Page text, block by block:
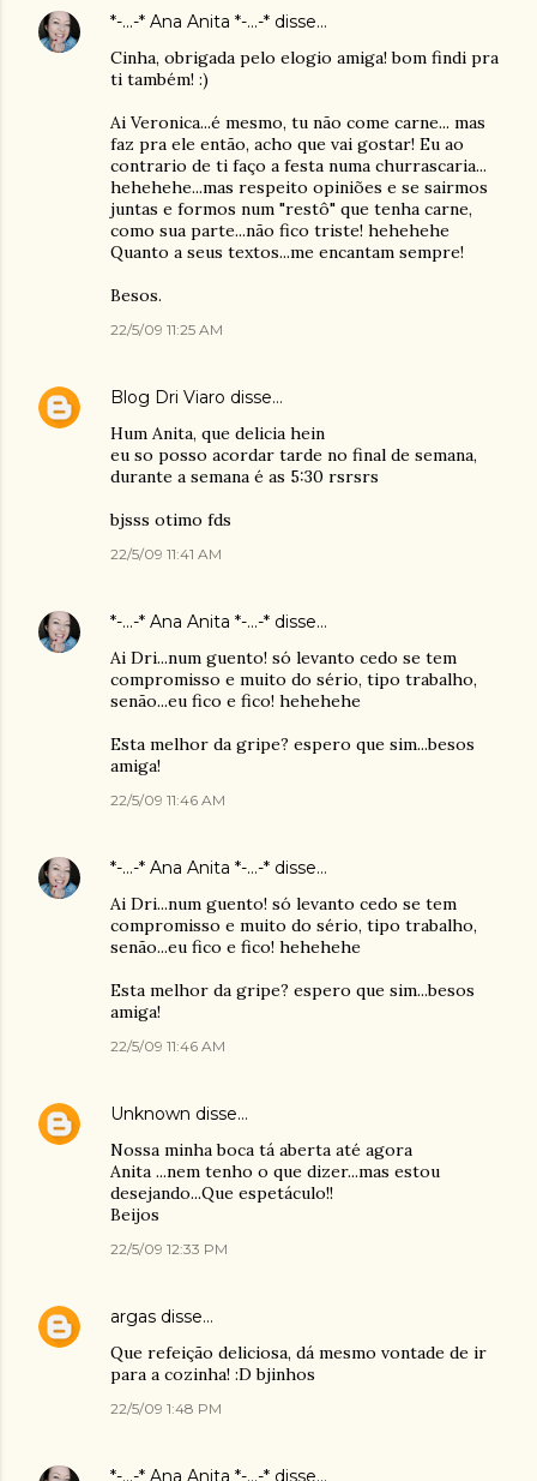
*-...-* Ana Anita *-...-* disse…
Cinha, obrigada pelo elogio amiga! bom findi pra
ti também! :)
Ai Veronica...é mesmo, tu não come carne... mas
faz pra ele então, acho que vai gostar! Eu ao
contrario de ti faço a festa numa churrascaria...
hehehehe...mas respeito opiniões e se sairmos
juntas e formos num "restô" que tenha carne,
como sua parte...não fico triste! hehehehe
Quanto a seus textos...me encantam sempre!
Besos.
22/5/09 11:25 AM
Blog Dri Viaro disse…
Hum Anita, que delicia hein
eu so posso acordar tarde no final de semana,
durante a semana é as 5:30 rsrsrs
bjsss otimo fds
22/5/09 11:41 AM
*-...-* Ana Anita *-...-* disse…
Ai Dri...num guento! só levanto cedo se tem
compromisso e muito do sério, tipo trabalho,
senão...eu fico e fico! hehehehe
Esta melhor da gripe? espero que sim...besos
amiga!
22/5/09 11:46 AM
*-...-* Ana Anita *-...-* disse…
Ai Dri...num guento! só levanto cedo se tem
compromisso e muito do sério, tipo trabalho,
senão...eu fico e fico! hehehehe
Esta melhor da gripe? espero que sim...besos
amiga!
22/5/09 11:46 AM
Unknown disse…
Nossa minha boca tá aberta até agora
Anita ...nem tenho o que dizer...mas estou
desejando...Que espetáculo!!
Beijos
22/5/09 12:33 PM
argas disse…
Que refeição deliciosa, dá mesmo vontade de ir
para a cozinha! :D bjinhos
22/5/09 1:48 PM
*-...-* Ana Anita *-...-* disse…